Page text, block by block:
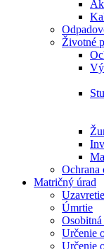
Životné
Ochrana
Matričný úrad
Úmrtie
Určenie
Určenie